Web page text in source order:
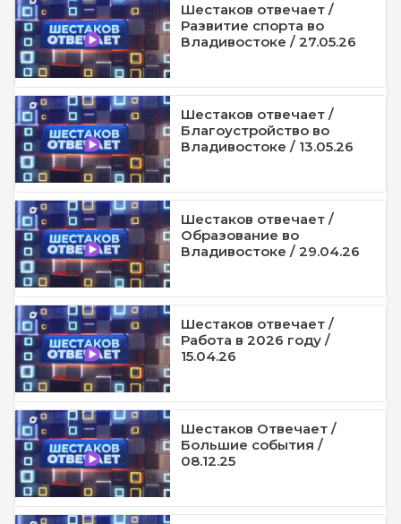
Шестаков отвечает /
Развитие спорта во
Владивостоке / 27.05.26
Шестаков отвечает /
Благоустройство во
Владивостоке / 13.05.26
Шестаков отвечает /
Образование во
Владивостоке / 29.04.26
Шестаков отвечает /
Работа в 2026 году /
15.04.26
Шестаков Отвечает /
Большие события /
08.12.25